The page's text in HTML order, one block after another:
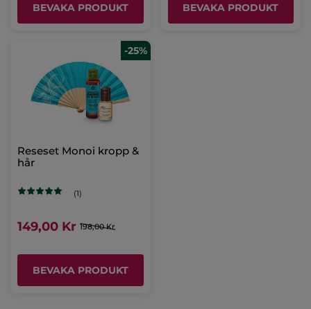
BEVAKA PRODUKT BEVAKA PRODUKT
-25%
Reseset Monoi kropp &
hår
(1)
149,00 Kr 198,00 Kr
BEVAKA PRODUKT